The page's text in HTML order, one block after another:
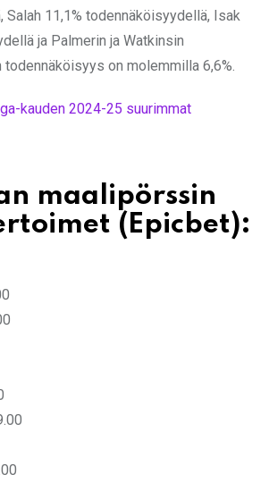
11,1% todennäköisyydellä, Isak
ja Palmerin ja Watkinsin
on molemmilla 6,6%.
kauden 2024-25 suurimmat
maalipörssin
(Epicbet):